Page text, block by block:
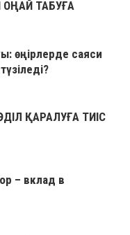
ОҢАЙ ТАБУҒА
өңірлерде саяси
ҚАРАЛУҒА ТИІС
– вклад в